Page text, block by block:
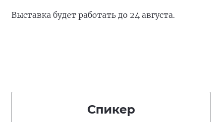
Выставка будет работать до 24 августа.
Спикер